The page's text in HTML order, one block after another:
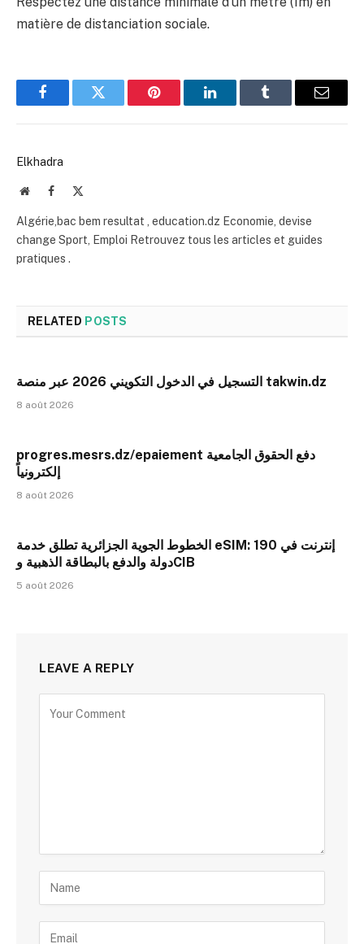
matière de distanciation sociale.
FacebookTwitter Pinterest LinkedInTumblr Email
Elkhadra
WebsiteFacebook
Algérie,bac bem resultat , education.dz Economie, devise
change Sport, Emploi Retrouvez tous les articles et guides
pratiques .
RELATED POSTS
التسجيل في الدخول التكويني 2026 عبر منصة takwin.dz
8 août 2026
progres.mesrs.dz/epaiement دفع الحقوق الجامعية
إلكترونياً
8 août 2026
الخطوط الجوية الجزائرية تطلق خدمة eSIM: إنترنت في 190
دولة والدفع بالبطاقة الذهبية وCIB
5 août 2026
LEAVE A REPLY